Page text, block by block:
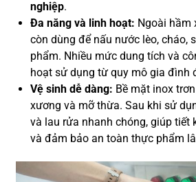
nghiệp.
Đa năng và linh hoạt: Ngoài hầm
còn dùng để nấu nước lèo, cháo,
phẩm. Nhiều mức dung tích và
hoạt sử dụng từ quy mô gia đình
Vệ sinh dễ dàng: Bề mặt inox
xương và mỡ thừa. Sau khi sử
và lau rửa nhanh chóng, giúp tiết
và đảm bảo an toàn thực phẩm